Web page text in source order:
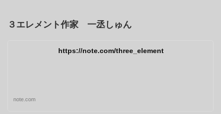
３エレメント作家 一丞しゅん
https://note.com/three_element
note.com